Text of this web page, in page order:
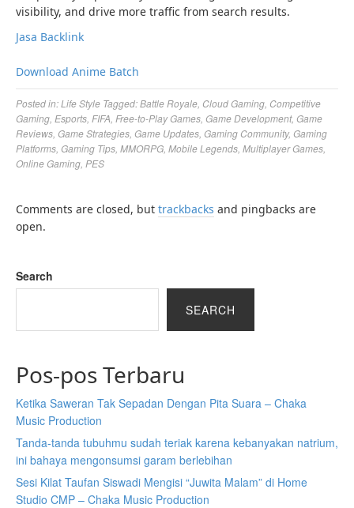
visibility, and drive more traffic from search results.
Jasa Backlink
Download Anime Batch
Posted in:Life Style Tagged:Battle Royale Cloud Gaming Competitive
Gaming Esports FIFA Free-to-Play Games Game Development, Game
Reviews Game Strategies Game Updates Gaming Community, Gaming
Platforms Gaming Tips MMORPG Mobile Legends Multiplayer Games
Online Gaming PES
Comments are closed, but trackbacks and pingbacks are
open.
Search
SEARCH
Pos-pos Terbaru
Ketika Saweran Tak Sepadan Dengan Pita Suara – Chaka
Music Production
Tanda-tanda tubuhmu sudah teriak karena kebanyakan natrium,
ini bahaya mengonsumsi garam berlebihan
Sesi Kilat Taufan Siswadi Mengisi “Juwita Malam” di Home
Studio CMP – Chaka Music Production